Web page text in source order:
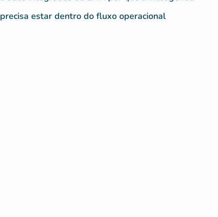
precisa estar dentro do fluxo operacional